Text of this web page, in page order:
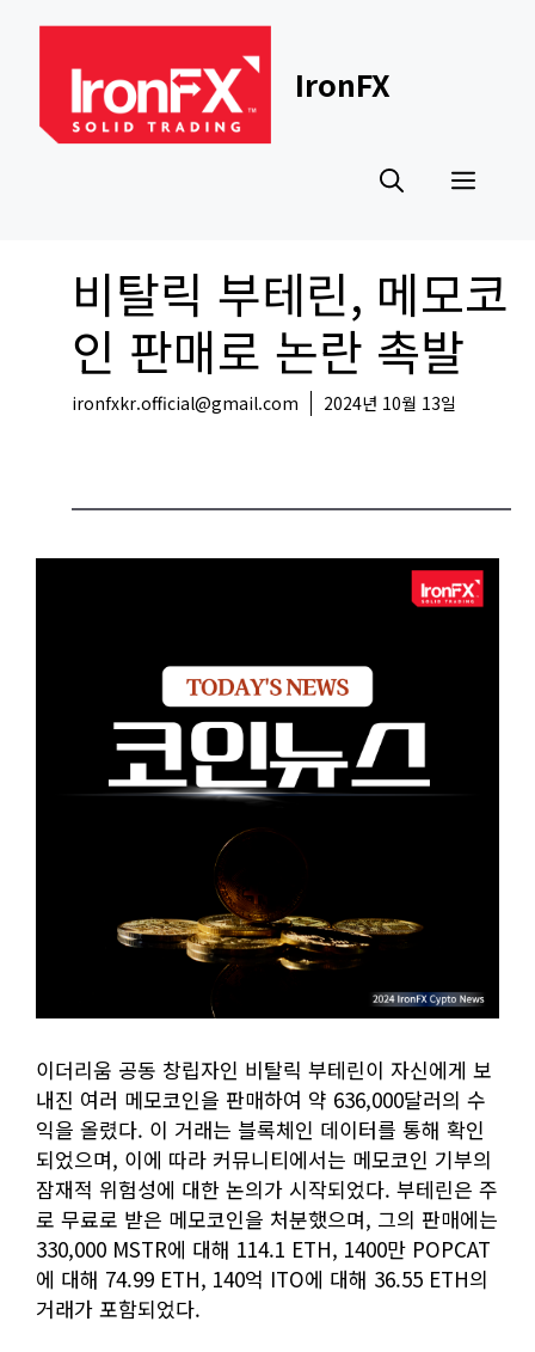
content
IronFX
비탈릭 부테린, 메모코
인 판매로 논란 촉발
ironfxkr.official@gmail.com 2024년 10월 13일
이더리움 공동 창립자인 비탈릭 부테린이 자신에게 보
내진 여러 메모코인을 판매하여 약 636,000달러의 수
익을 올렸다. 이 거래는 블록체인 데이터를 통해 확인
되었으며, 이에 따라 커뮤니티에서는 메모코인 기부의
잠재적 위험성에 대한 논의가 시작되었다. 부테린은 주
로 무료로 받은 메모코인을 처분했으며, 그의 판매에는
330,000 MSTR에 대해 114.1 ETH, 1400만 POPCAT
에 대해 74.99 ETH, 140억 ITO에 대해 36.55 ETH의
거래가 포함되었다.